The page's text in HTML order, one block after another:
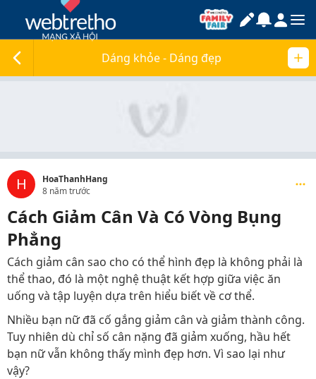
Dáng khỏe - Dáng đẹp
H
HoaThanhHang
8 năm trước
Cách Giảm Cân Và Có Vòng Bụng
Phẳng
Cách giảm cân sao cho có thể hình đẹp là không phải là
thể thao, đó là một nghệ thuật kết hợp giữa việc ăn
uống và tập luyện dựa trên hiểu biết về cơ thể.
Nhiều bạn nữ đã cố gắng giảm cân và giảm thành công.
Tuy nhiên dù chỉ số cân nặng đã giảm xuống, hầu hết
bạn nữ vẫn không thấy mình đẹp hơn. Vì sao lại như
vậy?